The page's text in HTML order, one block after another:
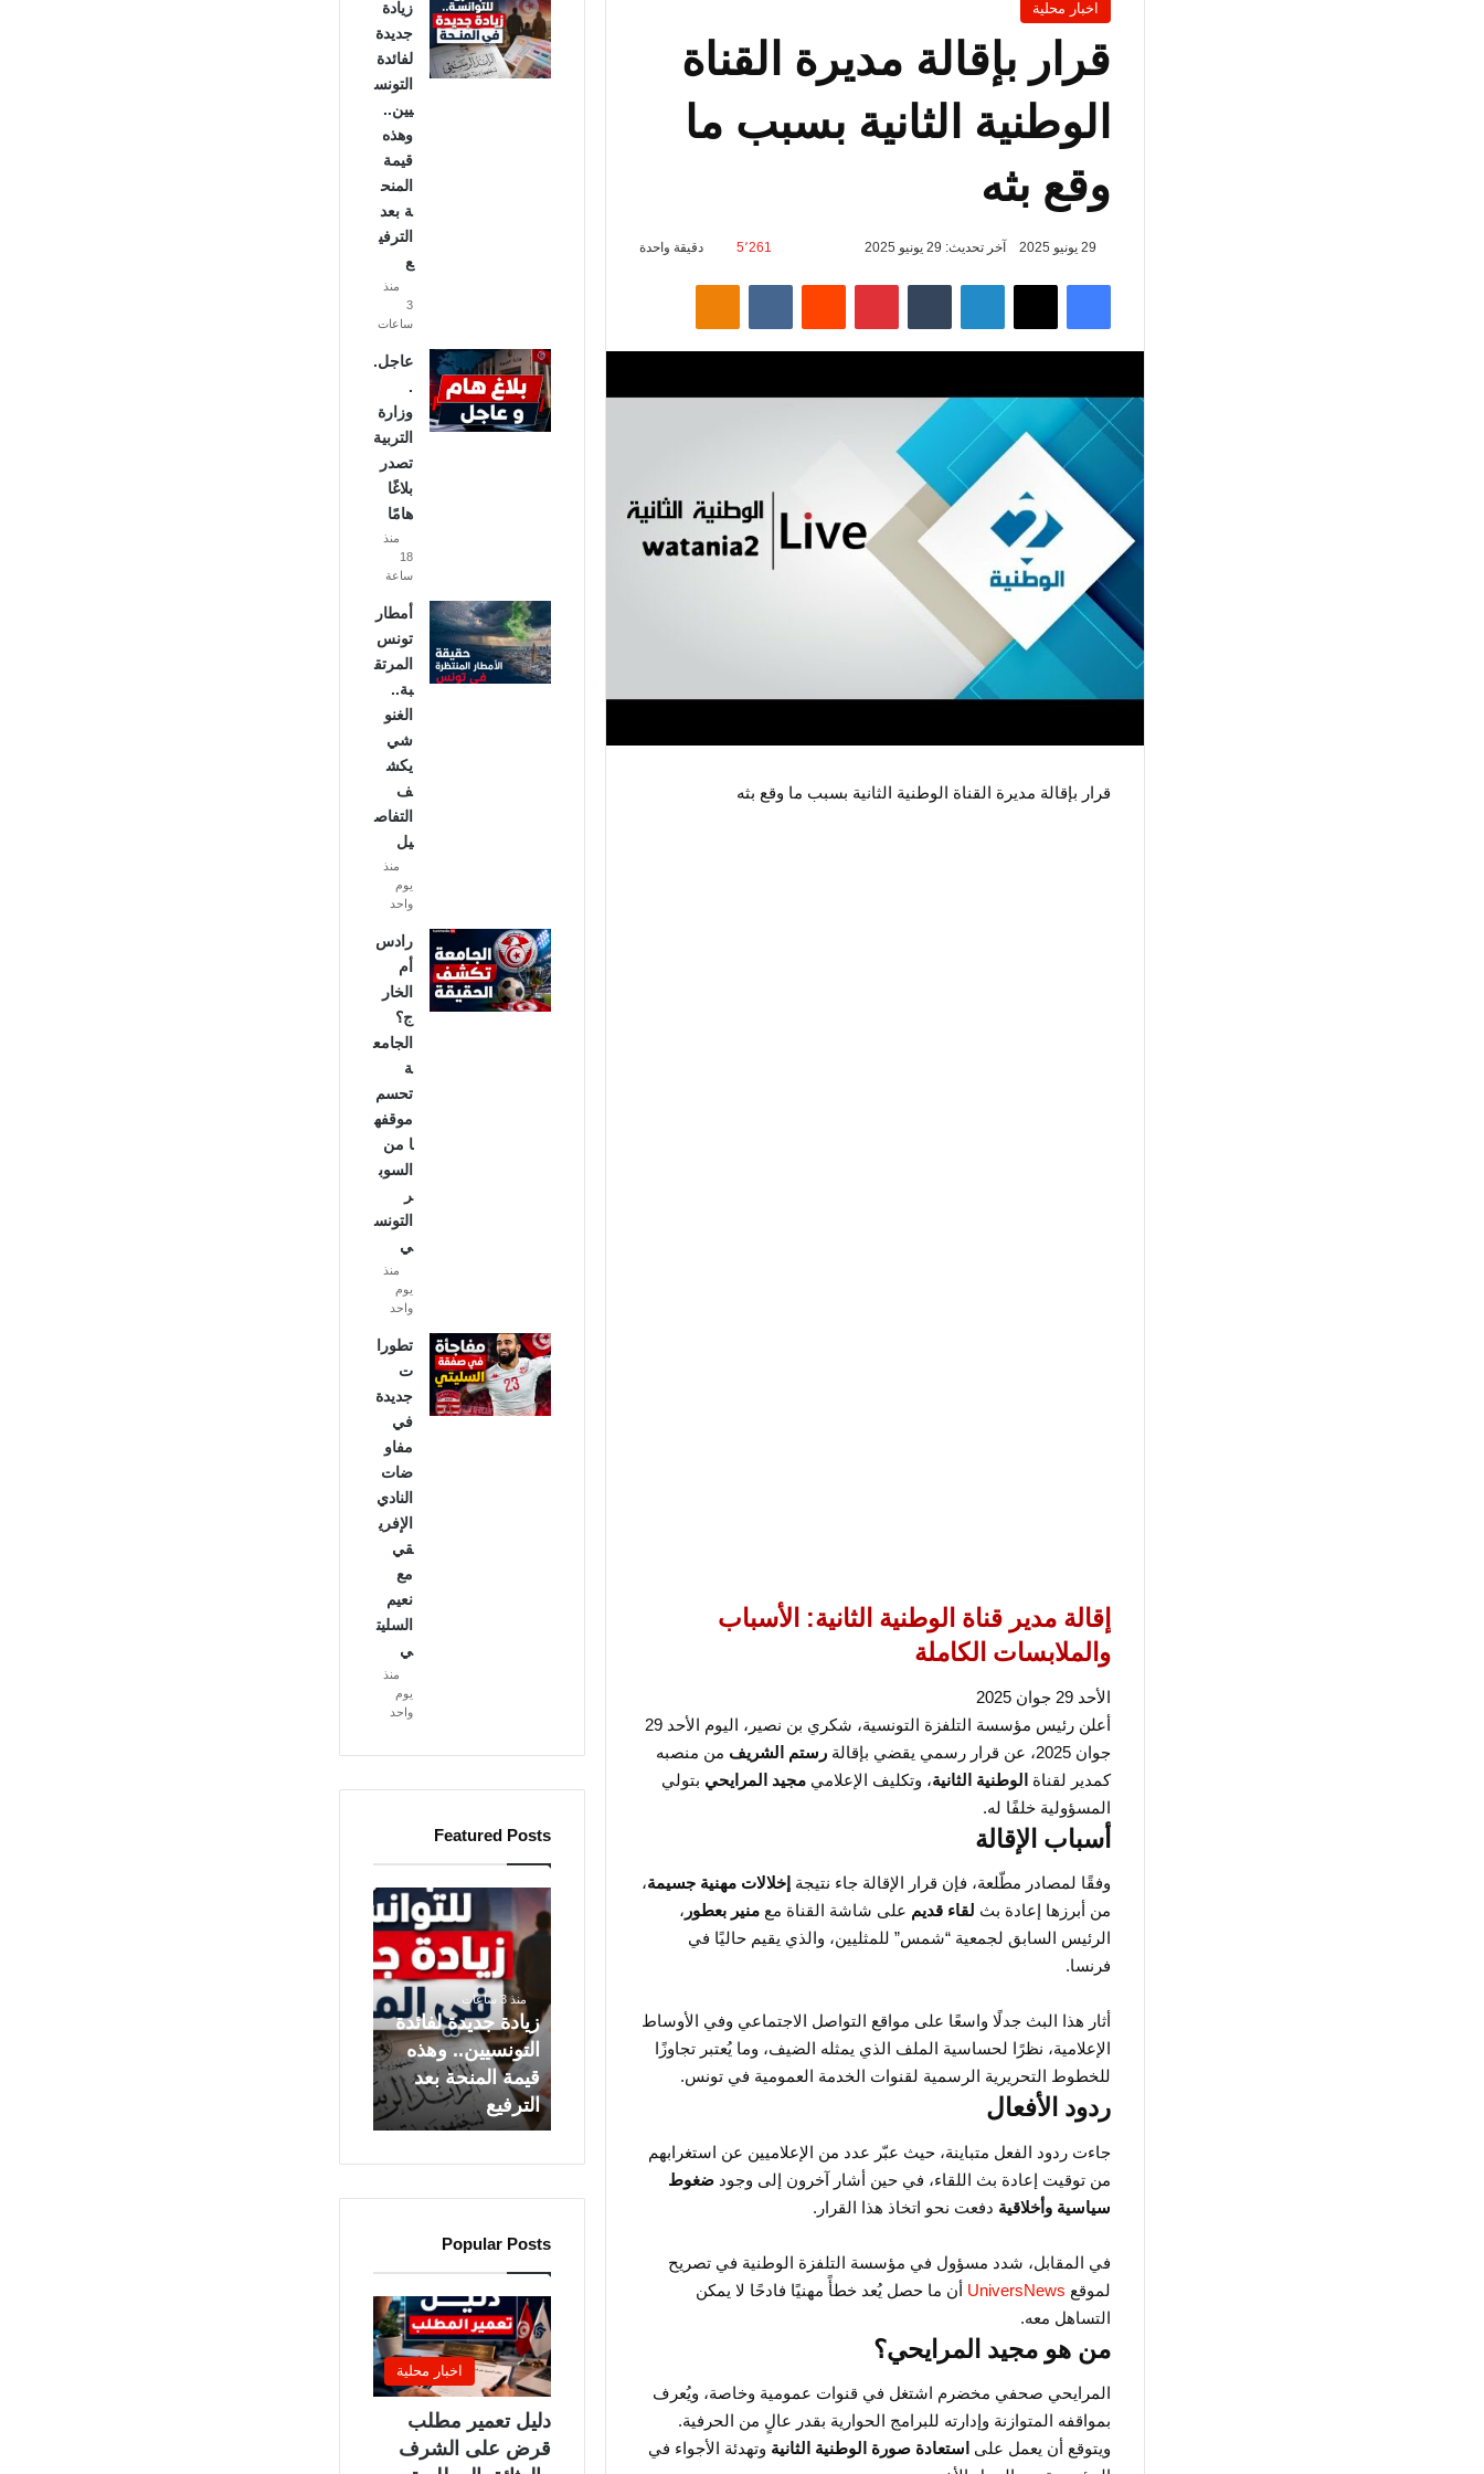
اخبار محلية
قرار بإقالة مديرة القناة
الوطنية الثانية بسبب ما
وقع بثه
29 يونيو 2025 آخر تحديث: 29 يونيو 2025 5٬261 دقيقة واحدة
فيسبوك ‫X لينكدإن بينتيريست
قرار بإقالة مديرة القناة الوطنية الثانية بسبب ما وقع بثه
إقالة مدير قناة الوطنية الثانية: الأسباب
والملابسات الكاملة
الأحد 29 جوان 2025
أعلن رئيس مؤسسة التلفزة التونسية، شكري بن نصير، اليوم الأحد 29
جوان 2025، عن قرار رسمي يقضي بإقالة
رستم الشريف من منصبه
كمدير لقناة الوطنية الثانية، وتكليف الإعلامي مجيد المرايحي بتولي
المسؤولية خلفًا له.
أسباب الإقالة
وفقًا لمصادر مطّلعة، فإن قرار الإقالة جاء نتيجة إخلالات مهنية جسيمة،
من أبرزها إعادة بث لقاء قديم على شاشة القناة مع منير بعطور ،
الرئيس السابق لجمعية “شمس” للمثليين، والذي يقيم حاليًا في
فرنسا.
أثار هذا البث جدلًا واسعًا على مواقع التواصل الاجتماعي وفي الأوساط
الإعلامية، نظرًا لحساسية الملف الذي يمثله الضيف، وما يُعتبر تجاوزًا
للخطوط التحريرية الرسمية لقنوات الخدمة العمومية في تونس.
ردود الأفعال
جاءت ردود الفعل متباينة، حيث عبّر عدد من الإعلاميين عن استغرابهم
من توقيت إعادة بث اللقاء، في حين أشار آخرون إلى وجود ضغوط
سياسية وأخلاقية دفعت نحو اتخاذ هذا القرار.
في المقابل، شدد مسؤول في مؤسسة التلفزة الوطنية في تصريح
لموقع UniversNews أن ما حصل يُعد خطأً مهنيًا فادحًا لا يمكن
التساهل معه.
من هو مجيد المرايحي؟
المرايحي صحفي مخضرم اشتغل في قنوات عمومية وخاصة، ويُعرف
بمواقفه المتوازنة وإدارته للبرامج الحوارية بقدر عالٍ من الحرفية.
ويتوقع أن يعمل على استعادة صورة الوطنية الثانية وتهدئة الأجواء في
زيادة
جديدة
لفائدة
التونس
يين..
وهذه
قيمة
المنح
ة بعد
الترفي
ع
منذ
3
ساعات
عاجل.
.
وزارة
التربية
تصدر
بلاغًا
هامًا
منذ
18
ساعة
أمطار
تونس
المرتق
بة..
الغنو
شي
يكش
ف
التفاص
يل
منذ
يوم
واحد
رادس
أم
الخار
ج؟
الجامع
ة
تحسم
موقفه
ا من
السوب
ر
التونس
ي
منذ
يوم
واحد
تطورا
ت
جديدة
في
مفاو
ضات
النادي
الإفري
قي
مع
نعيم
السليت
ي
منذ
يوم
واحد
Featured Posts
ي
ة
ج
ي
د
ة
ة
ل
ت
و
س
ي
منذ 3 ساعات
زيادة جديدة لفائدة
التونسيين.. وهذه
قيمة المنحة بعد
الترفيع
Popular Posts
اخبار محلية
دليل تعمير مطلب
قرض على الشرف